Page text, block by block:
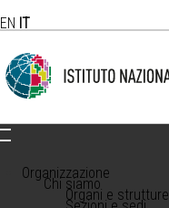
EN IT
Organizzazione
Chi siamo
Organi e strutture